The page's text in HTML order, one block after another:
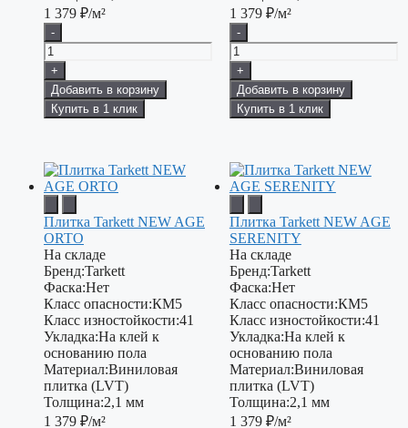
1 379 ₽/м²
-
+
Добавить в корзину
Купить в 1 клик
1 379 ₽/м²
-
+
Добавить в корзину
Купить в 1 клик
Плитка Tarkett NEW AGE
ORTO
На складе
Бренд:Tarkett
Фаска:Нет
Класс опасности:КМ5
Класс изностойкости:41
Укладка:На клей к
основанию пола
Материал:Виниловая
плитка (LVT)
Толщина:2,1 мм
1 379 ₽/м²
Плитка Tarkett NEW AGE
SERENITY
На складе
Бренд:Tarkett
Фаска:Нет
Класс опасности:КМ5
Класс изностойкости:41
Укладка:На клей к
основанию пола
Материал:Виниловая
плитка (LVT)
Толщина:2,1 мм
1 379 ₽/м²